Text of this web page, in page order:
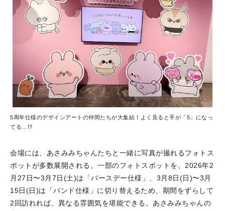
5周年仕様のデザインアートの仲間たちが大集結！よく見ると手が「5」になっ
てる…!?
会場には、あさみみちゃんたちと一緒に写真が撮れるフォトス
ポットが多数展開される。一部のフォトスポットを、2026年2
月27日〜3月7日(土)は「バースデー仕様」、3月8日(日)〜3月
15日(日)は「バンド仕様」に切り替えるため、期間をずらして
2回訪れれば、異なる雰囲気を堪能できる。あさみみちゃんの